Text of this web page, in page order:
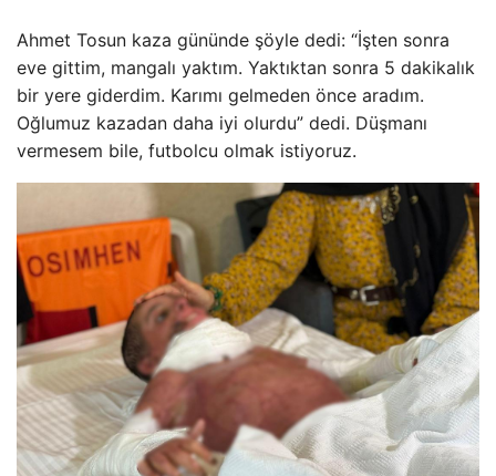
Ahmet Tosun kaza gününde şöyle dedi: “İşten sonra
eve gittim, mangalı yaktım. Yaktıktan sonra 5 dakikalık
bir yere giderdim. Karımı gelmeden önce aradım.
Oğlumuz kazadan daha iyi olurdu” dedi. Düşmanı
vermesem bile, futbolcu olmak istiyoruz.